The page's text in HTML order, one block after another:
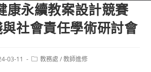
康永續教案設計競賽
社會責任學術研討會
03-11
Post教務處 / 教師進修